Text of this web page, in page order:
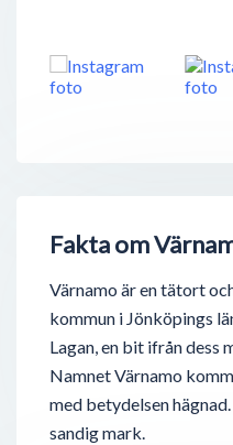
Fakta om
Värnamo är en tätort
kommun i Jönköpings
Lagan, en bit ifrån dess
Namnet Värnamo
med betydelsen
sandig mark.